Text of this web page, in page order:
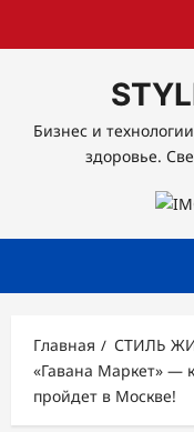
Бизнес и
здоровье.
Главная СТИЛЬ
«Гавана Маркет» —
пройдет в Москве!